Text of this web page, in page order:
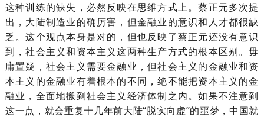
这种训练的缺失，必然反映在思维方式上。蔡正元多次提
出，大陆制造业的确厉害，但金融业的意识和人才都很缺
乏。这个观点本身是对的，但也反映了蔡正元还没有意识
到，社会主义和资本主义这两种生产方式的根本区别。毋
庸置疑，社会主义需要金融业，但社会主义的金融业和资
本主义的金融业有着根本的不同，绝不能把资本主义的金
融业，全面地搬到社会主义经济体制之内。如果不注意到
这一点，就会重复十几年前大陆“脱实向虚”的噩梦，中国就